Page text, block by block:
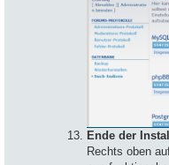
Ende der
Rechts oben